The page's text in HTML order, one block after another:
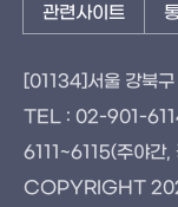
관련사이트
[01134]서울 강북
TEL : 02-901-
6111~6115(주야간,
COPYRIGHT